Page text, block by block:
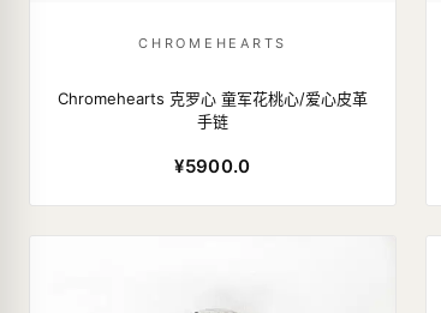
CHROMEHEARTS
Chromehearts 克罗心 童军花桃心/爱心皮革
手链
¥5900.0